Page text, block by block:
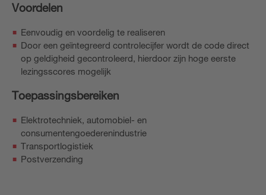
Voordelen
Eenvoudig en voordelig te realiseren
Door een geïntegreerd controlecijfer wordt de code direct
op geldigheid gecontroleerd, hierdoor zijn hoge eerste
lezingsscores mogelijk
Toepassingsbereiken
Elektrotechniek, automobiel- en
consumentengoederenindustrie
Transportlogistiek
Postverzending